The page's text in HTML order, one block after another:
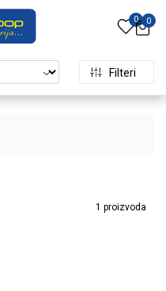
0 0
Filteri
1 proizvoda